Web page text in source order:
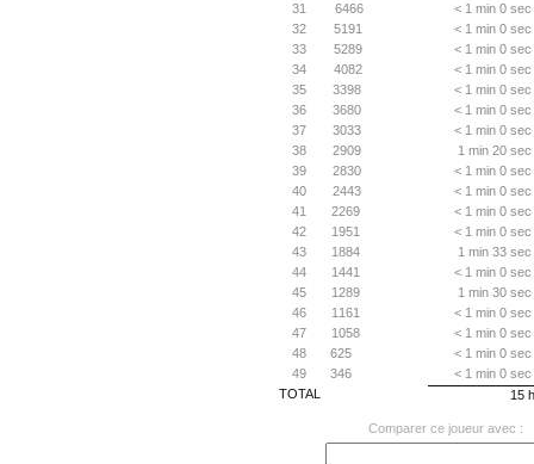
31
6466
< 1 min 0
32
5191
< 1 min 0
33
5289
< 1 min 0
34
4082
< 1 min 0
35
3398
< 1 min 0
36
3680
< 1 min 0
37
3033
< 1 min 0
38
2909
1 min 20
39
2830
< 1 min 0
40
2443
< 1 min 0
41
2269
< 1 min 0
42
1951
< 1 min 0
43
1884
1 min 33
44
1441
< 1 min 0
45
1289
1 min 30
46
1161
< 1 min 0
47
1058
< 1 min 0
48
625
< 1 min 0
49
346
< 1 min 0
TOTAL
15
Comparer ce joueur avec :